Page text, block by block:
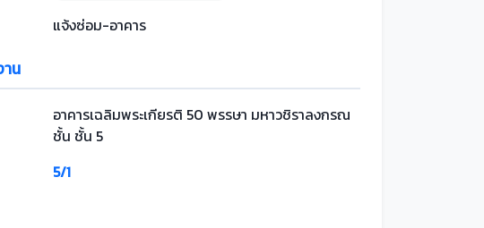
แจ้งซ่อม-อาคาร
น
อาคารเฉลิมพระเกียรติ 50 พรรษา มหาวชิราลงกรณ
ชั้น ชั้น 5
5/1